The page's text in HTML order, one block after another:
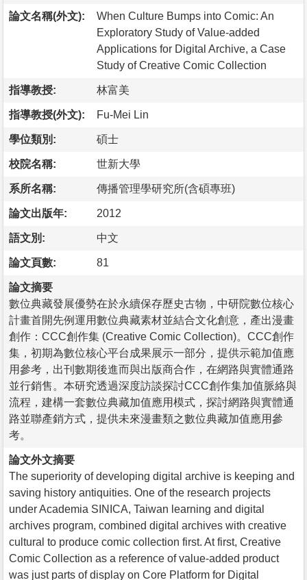
論文名稱(外文):
When Culture Bumps into Comic: An
Exploratory Study of Value-added
Applications for Digital Archive, a Case
Study of Creative Comic Collection
指導教授: 林富美
指導教授(外文): Fu-Mei Lin
學位類別: 碩士
校院名稱: 世新大學
系所名稱: 傳播管理學研究所(含碩專班)
論文出版年: 2012
語文別: 中文
論文頁數: 81
論文摘要
數位典藏發展優勢在於永續保存歷史古物，中研院數位核心
計畫首開先例運用數位典藏素材並結合文化創意，產出漫畫
創作：CCC創作集 (Creative Comic Collection)。CCC創作
集，初期為數位核心平台成果展示一部分，提供示範加值應
用參考，出刊數期後進而與出版商合作，在網路與實體通路
並行銷售。本研究透過深度訪談探討CCC創作集加值脈絡與
流程，建構一套數位典藏加值應用模式，探討網路與實體通
路並聯產銷方式，提供未來漫畫類之數位典藏加值應用參
考。
論文外文摘要
The superiority of developing digital archive is keeping and
saving history antiquities. One of the research projects
under Academia SINICA, Taiwan learning and digital
archives program, combined digital archives with creative
cultural to produce comic collection first. At first, Creative
Comic Collection as a reference of value-added product
was just parts of display on Core Platform for Digital